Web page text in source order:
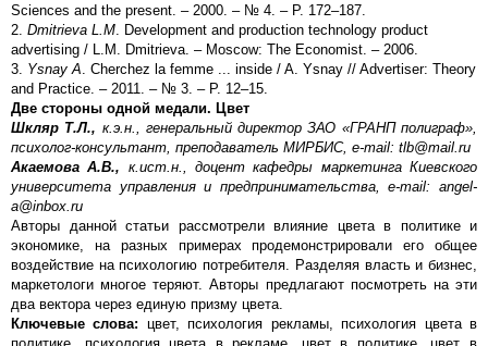
Sciences and the present. – 2000. – № 4. – P. 172–187.
2. Dmitrieva L.M . Development and production technology product
advertising / L.M. Dmitrieva. – Moscow: The Economist. – 2006.
3. Ysnay A . Cherchez la femme ... inside / A. Ysnay // Advertiser: Theory
and Practice. – 2011. – № 3. – P. 12–15.
Две стороны одной медали. Цвет
Шкляр Т.Л., к.э.н., генеральный директор ЗАО «ГРАНП полиграф»,
психолог-консультант, преподаватель МИРБИС, e-mail: tlb@mail.ru
Акаемова А.В., к.ист.н., доцент кафедры маркетинга Киевского
университета управления и предпринимательства, e-mail: angel-
a@inbox.ru
Авторы данной статьи рассмотрели влияние цвета в политике и
экономике, на разных примерах продемонстрировали его общее
воздействие на психологию потребителя. Разделяя власть и бизнес,
маркетологи многое теряют. Авторы предлагают посмотреть на эти
два вектора через единую призму цвета.
Ключевые слова: цвет, психология рекламы, психология цвета в
политике, психология цвета в рекламе, цвет в политике, цвет в